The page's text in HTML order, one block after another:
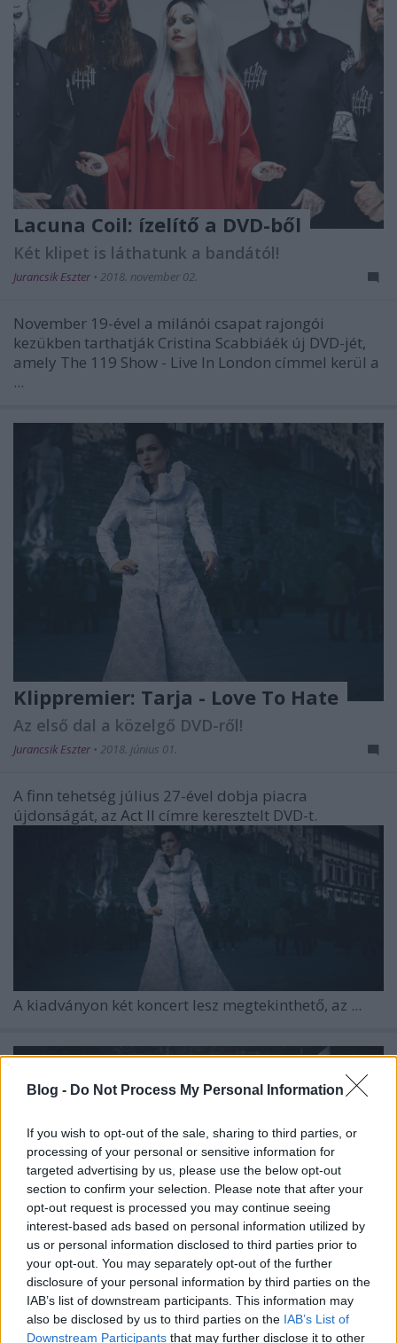
Blog - Do Not Process My Personal Information
If you wish to opt-out of the sale, sharing to third parties, or
processing of your personal or sensitive information for
targeted advertising by us, please use the below opt-out
section to confirm your selection. Please note that after your
opt-out request is processed you may continue seeing
interest-based ads based on personal information utilized by
us or personal information disclosed to third parties prior to
your opt-out. You may separately opt-out of the further
disclosure of your personal information by third parties on the
IAB’s list of downstream participants. This information may
also be disclosed by us to third parties on the IAB’s List of
Downstream Participants that may further disclose it to other
Lacuna Coil: ízelítő a DVD-ből
Két klipet is láthatunk a bandától!
Jurancsik Eszter • 2018. november 02.
November 19-ével a milánói csapat rajongói
kezükben tarthatják Cristina Scabbiáék új DVD-jét,
amely The 119 Show - Live In London címmel kerül a
...
Klippremier: Tarja - Love To Hate
Az első dal a közelgő DVD-ről!
Jurancsik Eszter • 2018. június 01.
A finn tehetség július 27-ével dobja piacra
újdonságát, az Act II címre keresztelt DVD-t.
A kiadványon két koncert lesz megtekinthető, az ...
Lacuna Coil: fergeteges buli